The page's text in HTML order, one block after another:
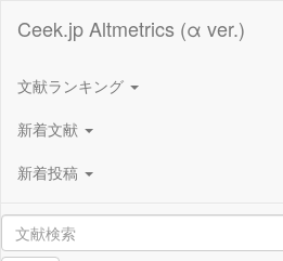
Ceek.jp Altmetrics (α ver.)
文献ランキング
新着文献
新着投稿